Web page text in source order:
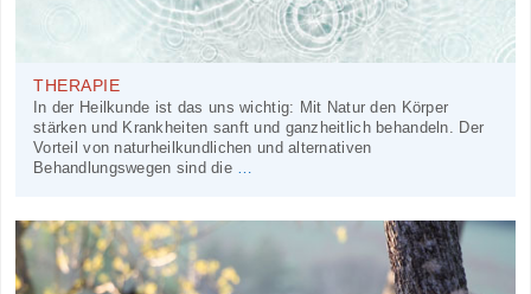
THERAPIE
In der Heilkunde ist das uns wichtig: Mit Natur den Körper
stärken und Krankheiten sanft und ganzheitlich behandeln. Der
Vorteil von naturheilkundlichen und alternativen
Behandlungswegen sind die …